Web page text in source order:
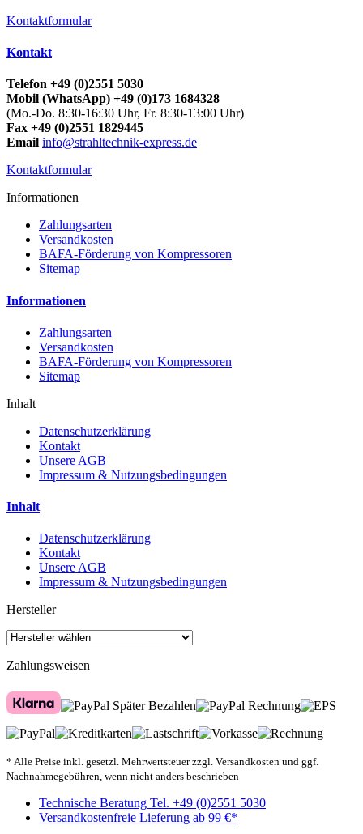
Kontaktformular
Kontakt
Telefon +49 (0)2551 5030
Mobil (WhatsApp) +49 (0)173 1684328
(Mo.-Do. 8:30-16:30 Uhr, Fr. 8:30-13:00 Uhr)
Fax +49 (0)2551 1829445
Email info@strahltechnik-express.de
Kontaktformular
Informationen
Zahlungsarten
Versandkosten
BAFA-Förderung von Kompressoren
Sitemap
Informationen
Zahlungsarten
Versandkosten
BAFA-Förderung von Kompressoren
Sitemap
Inhalt
Datenschutzerklärung
Kontakt
Unsere AGB
Impressum & Nutzungsbedingungen
Inhalt
Datenschutzerklärung
Kontakt
Unsere AGB
Impressum & Nutzungsbedingungen
Hersteller
Zahlungsweisen
* Alle Preise inkl. gesetzl. Mehrwertsteuer zzgl. Versandkosten und ggf.
Nachnahmegebühren, wenn nicht anders beschrieben
Technische Beratung Tel. +49 (0)2551 5030
Versandkostenfreie Lieferung ab 99 €*